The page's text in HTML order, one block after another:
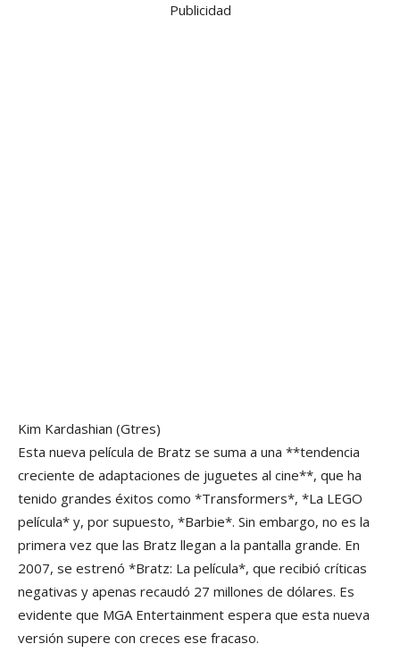
Publicidad
Kim Kardashian (Gtres)
Esta nueva película de Bratz se suma a una **tendencia
creciente de adaptaciones de juguetes al cine**, que ha
tenido grandes éxitos como *Transformers*, *La LEGO
película* y, por supuesto, *Barbie*. Sin embargo, no es la
primera vez que las Bratz llegan a la pantalla grande. En
2007, se estrenó *Bratz: La película*, que recibió críticas
negativas y apenas recaudó 27 millones de dólares. Es
evidente que MGA Entertainment espera que esta nueva
versión supere con creces ese fracaso.